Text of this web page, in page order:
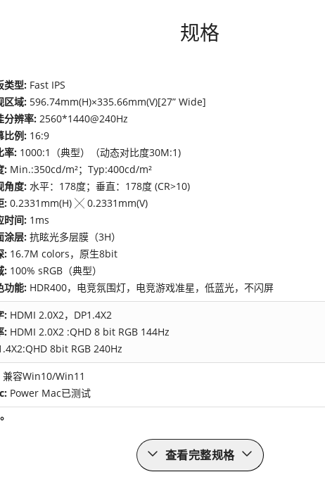
规格
类型: Fast IPS
区域: 596.74mm(H)×335.66mm(V)[27” Wide]
分辨率: 2560*1440@240Hz
比例: 16:9
率: 1000:1（典型）（动态对比度30M:1)
: Min.:350cd/m²；Typ:400cd/m²
角度: 水平：178度；垂直：178度 (CR>10)
: 0.2331mm(H) ╳ 0.2331mm(V)
时间: 1ms
涂层: 抗眩光多层膜（3H）
: 16.7M colors，原生8bit
: 100% sRGB（典型）
功能: HDR400，电竞氛围灯，电竞游戏准星，低蓝光，不闪屏
: HDMI 2.0X2，DP1.4X2
: HDMI 2.0X2 :QHD 8 bit RGB 144Hz
8bit RGB 240Hz
兼容Win10/Win11
Power Mac已测试
查看完整规格